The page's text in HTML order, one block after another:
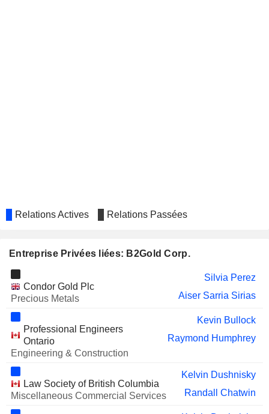
NORTH VALLEY RESOURCES LTD.
INFIELD MINERALS CORP.
Evandra Nakano
Michael Cinnamond
KOBO RESOURCES INC.
Brian Scott
Kelvin Dushnisky
THESIS GOLD & SILVER INC.
William Lytle
Relations Actives Relations Passées
Entreprise Privées liées: B2Gold Corp.
Condor Gold Plc
Precious Metals
Silvia Perez
Aiser Sarria Sirias
Professional Engineers
Ontario
Engineering & Construction
Kevin Bullock
Raymond Humphrey
Law Society of British Columbia
Miscellaneous Commercial Services
Kelvin Dushnisky
Randall Chatwin